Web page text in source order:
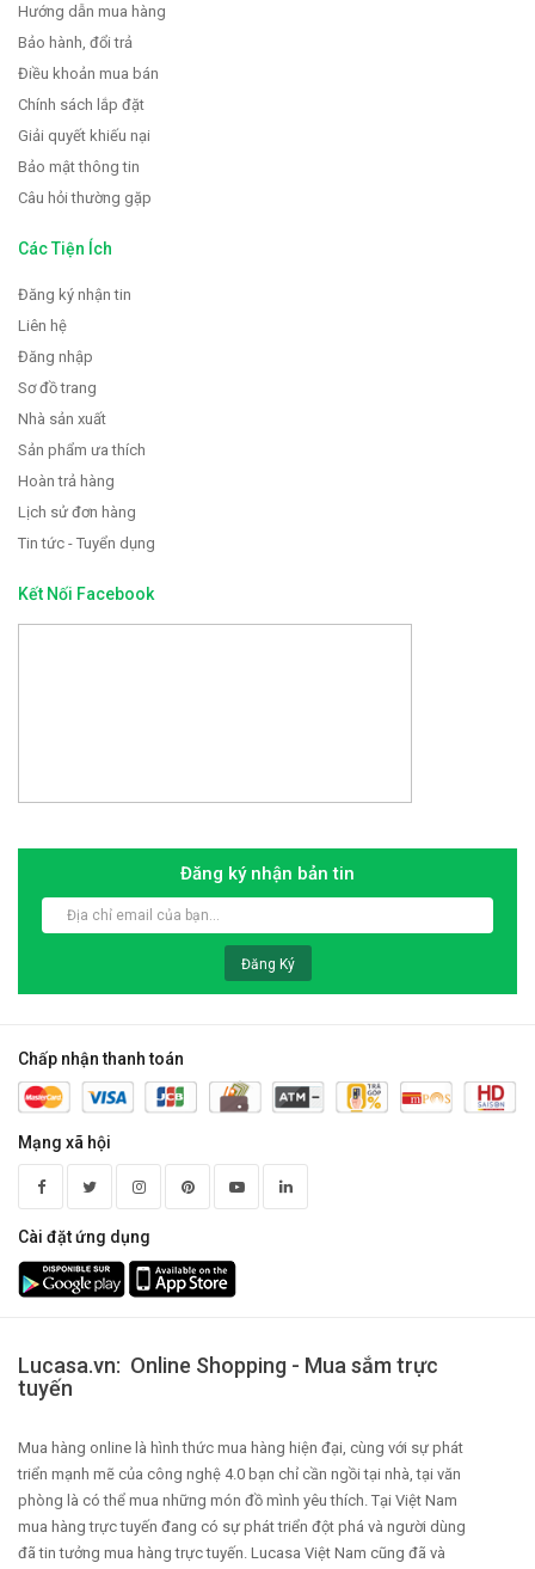
Hướng dẫn mua hàng
Bảo hành, đổi trả
Điều khoản mua bán
Chính sách lắp đặt
Giải quyết khiếu nại
Bảo mật thông tin
Câu hỏi thường gặp
Các Tiện Ích
Đăng ký nhận tin
Liên hệ
Đăng nhập
Sơ đồ trang
Nhà sản xuất
Sản phẩm ưa thích
Hoàn trả hàng
Lịch sử đơn hàng
Tin tức - Tuyển dụng
Kết Nối Facebook
Đăng ký nhận bản tin
Đăng Ký
Chấp nhận thanh toán
Mạng xã hội
Cài đặt ứng dụng
Lucasa.vn: Online Shopping - Mua sắm trực
tuyến
Mua hàng online là hình thức mua hàng hiện đại, cùng với sự phát
triển mạnh mẽ của công nghệ 4.0 bạn chỉ cần ngồi tại nhà, tại văn
phòng là có thể mua những món đồ mình yêu thích. Tại Việt Nam
mua hàng trực tuyến đang có sự phát triển đột phá và người dùng
đã tin tưởng mua hàng trực tuyến. Lucasa Việt Nam cũng đã và